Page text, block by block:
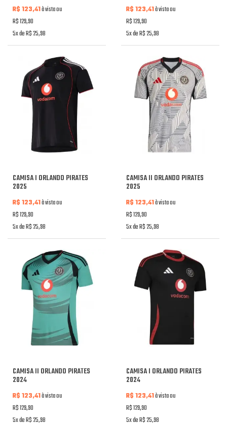
R$ 123,41à vista ou
R$ 129,90
5x de R$ 25,98
R$ 123,41à vista ou
R$ 129,90
5x de R$ 25,98
CAMISA I ORLANDO PIRATES
2025
R$ 123,41à vista ou
R$ 129,90
5x de R$ 25,98
CAMISA II ORLANDO PIRATES
2025
R$ 123,41à vista ou
R$ 129,90
5x de R$ 25,98
CAMISA II ORLANDO PIRATES
2024
R$ 123,41à vista ou
R$ 129,90
5x de R$ 25,98
CAMISA I ORLANDO PIRATES
2024
R$ 123,41à vista ou
R$ 129,90
5x de R$ 25,98